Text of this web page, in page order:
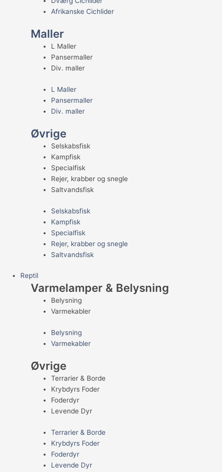
Afrikanske Cichlider
Maller
L Maller
Pansermaller
Div. maller
L Maller
Pansermaller
Div. maller
Øvrige
Selskabsfisk
Kampfisk
Specialfisk
Rejer, krabber og snegle
Saltvandsfisk
Selskabsfisk
Kampfisk
Specialfisk
Rejer, krabber og snegle
Saltvandsfisk
Reptil
Varmelamper & Belysning
Belysning
Varmekabler
Belysning
Varmekabler
Øvrige
Terrarier & Borde
Krybdyrs Foder
Foderdyr
Levende Dyr
Terrarier & Borde
Krybdyrs Foder
Foderdyr
Levende Dyr